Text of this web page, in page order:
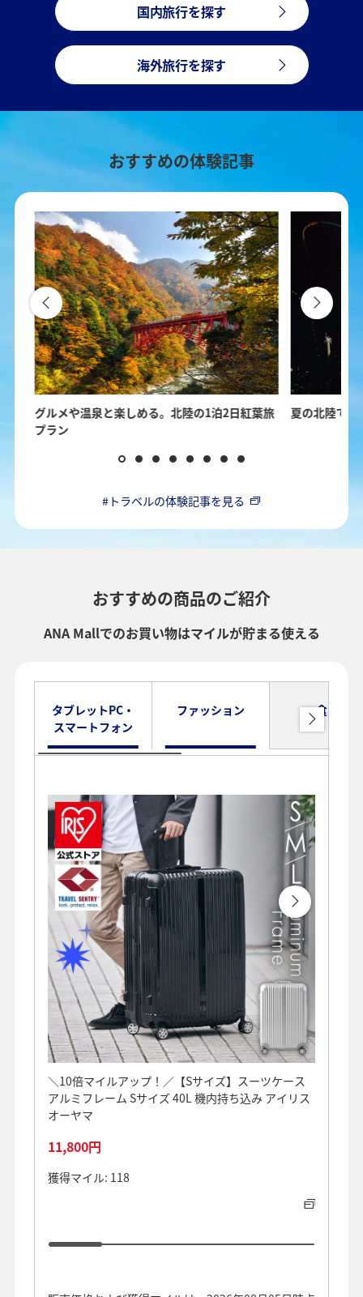
国内旅行を探す
海外旅行を探す
おすすめの体験記事
グルメや温泉と楽しめる。北陸の1泊2日紅葉旅
プラン
夏の北陸で
#トラベルの体験記事を見る
おすすめの商品のご紹介
ANA Mallでのお買い物はマイルが貯まる使える
タブレットPC・
スマートフォン
ファッション 食品
＼10倍マイルアップ！／【Sサイズ】スーツケース
アルミフレーム Sサイズ 40L 機内持ち込み アイリス
オーヤマ
11,800円
獲得マイル: 118